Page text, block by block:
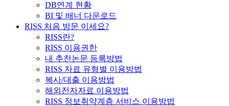
DB연계 현황
BI 및 배너 다운로드
RISS 처음 방문 이세요?
RISS란?
RISS 이용권한
내 추천논문 등록방법
RISS 자료 유형별 이용방법
복사/대출 이용방법
해외전자자료 이용방법
RISS 정보취약계층 서비스 이용방법